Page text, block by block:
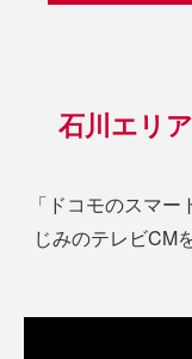
石川エリ
「ドコモのスマ
じみのテレビCM